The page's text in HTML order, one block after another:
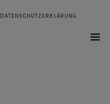
DATENSCHUTZERKLÄRUNG